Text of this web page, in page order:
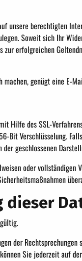
unsere berechtigten
Soweit sich Ihr
erfolgreichen
genügt eine E-
Hilfe des SSL-
Bit Verschlüsselung.
geschlossenen
oder
der
Sie jederzeit auf